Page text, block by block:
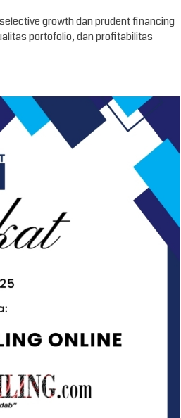
growth dan prudent financing
portofolio, dan profitabilitas